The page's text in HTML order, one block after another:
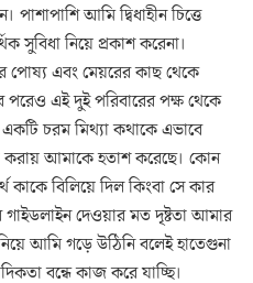
আমি দ্বিধাহীন চিত্তে
সুবিধা নিয়ে প্রকাশ করেনা।
পোষ্য এবং মেয়রের কাছ থেকে
পরেও এই দুই পরিবারের পক্ষ থেকে
চরম মিথ্যা কথাকে এভাবে
করায় আমাকে হতাশ করেছে। কোন
বিলিয়ে দিল কিংবা সে কার
দেওয়ার মত দৃষ্টতা আমার
আমি গড়ে উঠিনি বলেই হাতেগুনা
বন্ধে কাজ করে যাচ্ছি।